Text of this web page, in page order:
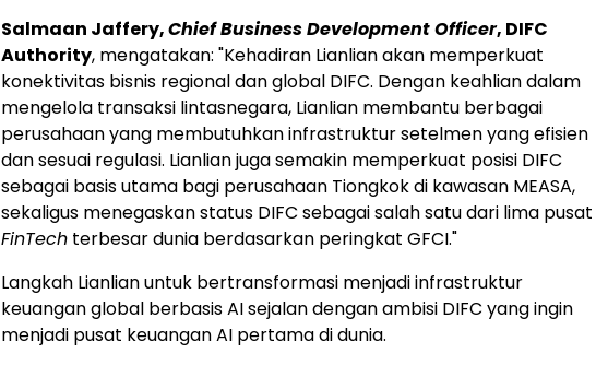
Salmaan Jaffery,Chief Business Development Officer, DIFC
Authority, mengatakan: "Kehadiran Lianlian akan memperkuat
konektivitas bisnis regional dan global DIFC. Dengan keahlian dalam
mengelola transaksi lintasnegara, Lianlian membantu berbagai
perusahaan yang membutuhkan infrastruktur setelmen yang efisien
dan sesuai regulasi. Lianlian juga semakin memperkuat posisi DIFC
sebagai basis utama bagi perusahaan Tiongkok di kawasan MEASA,
sekaligus menegaskan status DIFC sebagai salah satu dari lima pusat
FinTech terbesar dunia berdasarkan peringkat GFCI."
Langkah Lianlian untuk bertransformasi menjadi infrastruktur
keuangan global berbasis AI sejalan dengan ambisi DIFC yang ingin
menjadi pusat keuangan AI pertama di dunia.